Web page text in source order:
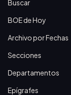
Buscar
BOE de Hoy
Archivo por Fechas
Secciones
Departamentos
Epígrafes